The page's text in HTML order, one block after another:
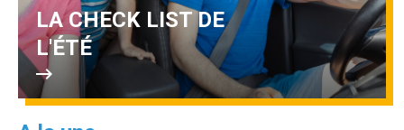
LA CHECK LIST DE
L'ÉTÉ